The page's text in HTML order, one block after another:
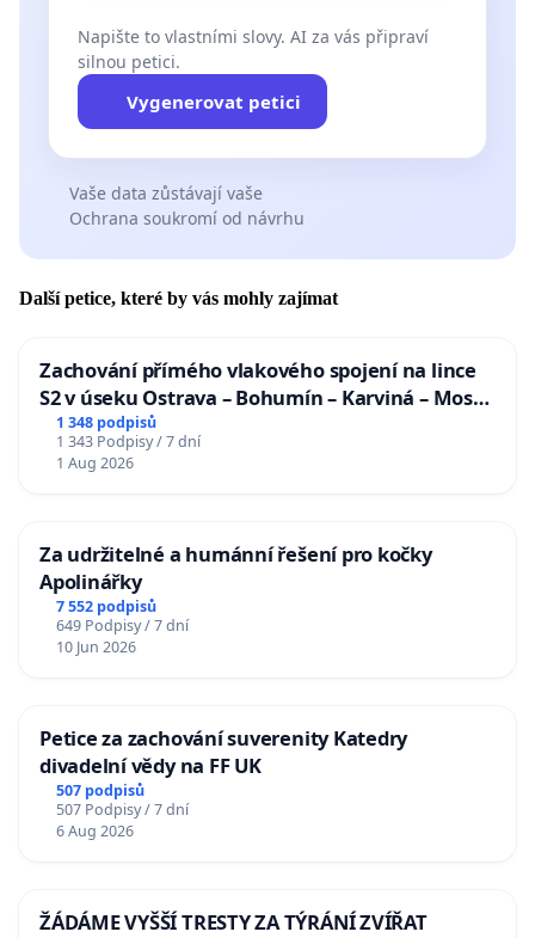
Napište to vlastními slovy. AI za vás připraví
silnou petici.
Vygenerovat petici
Vaše data zůstávají vaše
Ochrana soukromí od návrhu
Další petice, které by vás mohly zajímat
Zachování přímého vlakového spojení na lince
S2 v úseku Ostrava – Bohumín – Karviná – Mosty
u Jablunkova
1 348 podpisů
1 343 Podpisy / 7 dní
1 Aug 2026
Za udržitelné a humánní řešení pro kočky
Apolinářky
7 552 podpisů
649 Podpisy / 7 dní
10 Jun 2026
Petice za zachování suverenity Katedry
divadelní vědy na FF UK
507 podpisů
507 Podpisy / 7 dní
6 Aug 2026
ŽÁDÁME VYŠŠÍ TRESTY ZA TÝRÁNÍ ZVÍŘAT